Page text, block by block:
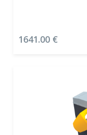
1641.00 €